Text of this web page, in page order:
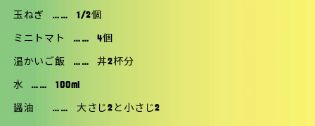
玉ねぎ …… 1/2個
ミニトマト …… 4個
温かいご飯 …… 丼2杯分
水 …… 100ml
醤油 …… 大さじ2と小さじ2